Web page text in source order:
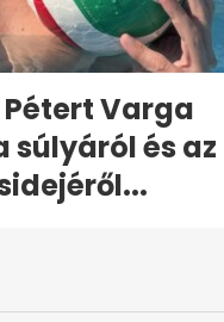
Varga
súlyáról és az